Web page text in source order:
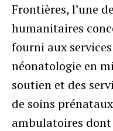
Frontières, l’une
humanitaires
fourni aux
néonatologie en
soutien et des
de soins
ambulatoires